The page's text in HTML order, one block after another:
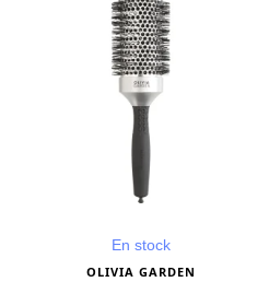
En stock
OLIVIA GARDEN